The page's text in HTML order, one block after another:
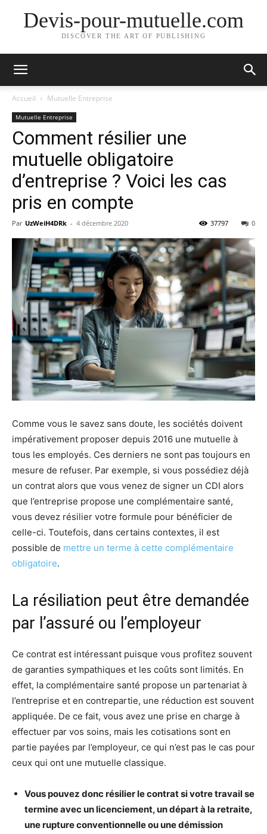
Devis-pour-mutuelle.com
DISCOVER THE ART OF PUBLISHING
Accueil Mutuelle Entreprise
Mutuelle Entreprise
Comment résilier une
mutuelle obligatoire
d’entreprise ? Voici les cas
pris en compte
Par UzWeiH4DRk - 4 décembre 2020 0
37797
Comme vous le savez sans doute, les sociétés doivent
impérativement proposer depuis 2016 une mutuelle à
tous les employés. Ces derniers ne sont pas toujours en
mesure de refuser. Par exemple, si vous possédiez déjà
un contrat alors que vous venez de signer un CDI alors
que l’entreprise propose une complémentaire santé,
vous devez résilier votre formule pour bénéficier de
celle-ci. Toutefois, dans certains contextes, il est
possible de mettre un terme à cette complémentaire
obligatoire.
La résiliation peut être demandée
par l’assuré ou l’employeur
Ce contrat est intéressant puisque vous profitez souvent
de garanties sympathiques et les coûts sont limités. En
effet, la complémentaire santé propose un partenariat à
l’entreprise et en contrepartie, une réduction est souvent
appliquée. De ce fait, vous avez une prise en charge à
effectuer par vos soins, mais les cotisations sont en
partie payées par l’employeur, ce qui n’est pas le cas pour
ceux qui ont une mutuelle classique.
Vous pouvez donc résilier le contrat si votre travail se
termine avec un licenciement, un départ à la retraite,
une rupture conventionnelle ou une démission